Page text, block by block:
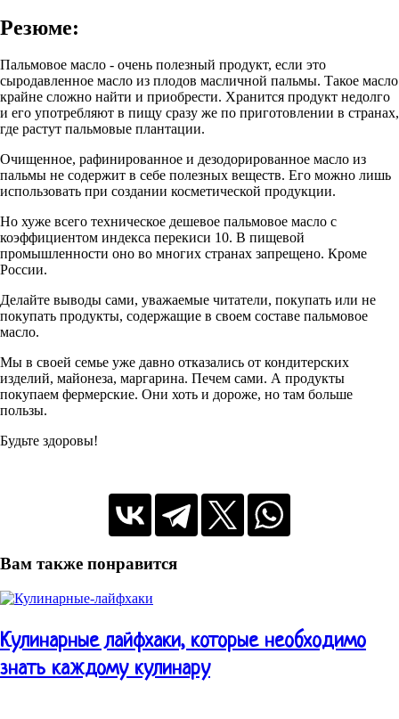
Резюме:
Пальмовое масло - очень полезный продукт, если это
сыродавленное масло из плодов масличной пальмы. Такое масло
крайне сложно найти и приобрести. Хранится продукт недолго
и его употребляют в пищу сразу же по приготовлении в странах,
где растут пальмовые плантации.
Очищенное, рафинированное и дезодорированное масло из
пальмы не содержит в себе полезных веществ. Его можно лишь
использовать при создании косметической продукции.
Но хуже всего техническое дешевое пальмовое масло с
коэффициентом индекса перекиси 10. В пищевой
промышленности оно во многих странах запрещено. Кроме
России.
Делайте выводы сами, уважаемые читатели, покупать или не
покупать продукты, содержащие в своем составе пальмовое
масло.
Мы в своей семье уже давно отказались от кондитерских
изделий, майонеза, маргарина. Печем сами. А продукты
покупаем фермерские. Они хоть и дороже, но там больше
пользы.
Будьте здоровы!
Вам также понравится
Кулинарные лайфхаки, которые необходимо
знать каждому кулинару